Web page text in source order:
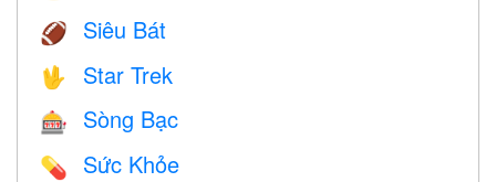
🏈 Siêu Bát
🖖 Star Trek
🎰 Sòng Bạc
💊 Sức Khỏe